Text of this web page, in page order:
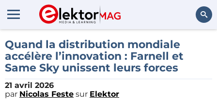
Rechercher
Quand la distribution mondiale
accélère l’innovation : Farnell et
Same Sky unissent leurs forces
21 avril 2026
par Nicolas Feste sur Elektor